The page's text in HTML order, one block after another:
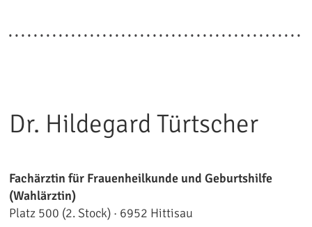
Dr. Hildegard Türtscher
Fachärztin für Frauenheilkunde und Geburtshilfe
(Wahlärztin)
Platz 500 (2. Stock) · 6952 Hittisau